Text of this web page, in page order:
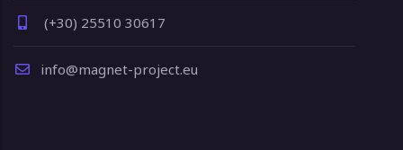
(+30) 25510 30617
info@magnet-project.eu